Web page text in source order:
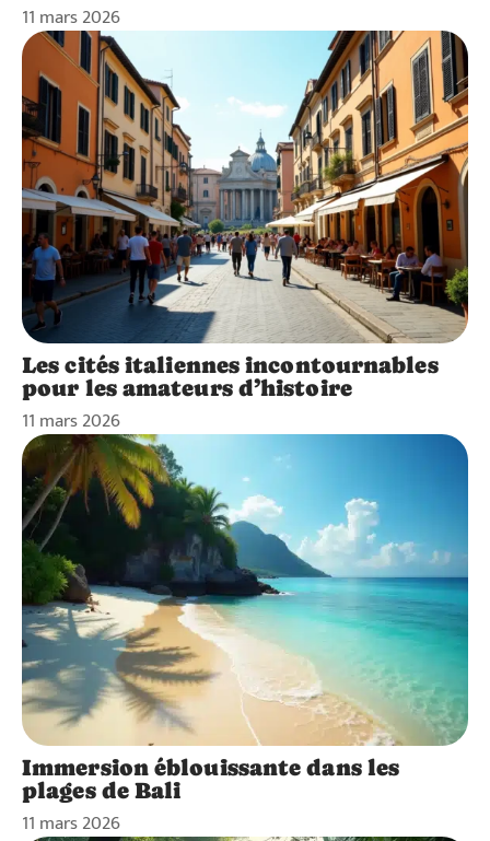
11 mars 2026
Les cités italiennes incontournables
pour les amateurs d’histoire
11 mars 2026
Immersion éblouissante dans les
plages de Bali
11 mars 2026